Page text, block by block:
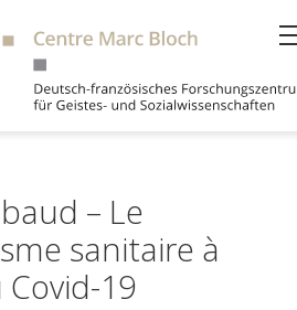
– Le
sanitaire à
Covid-19